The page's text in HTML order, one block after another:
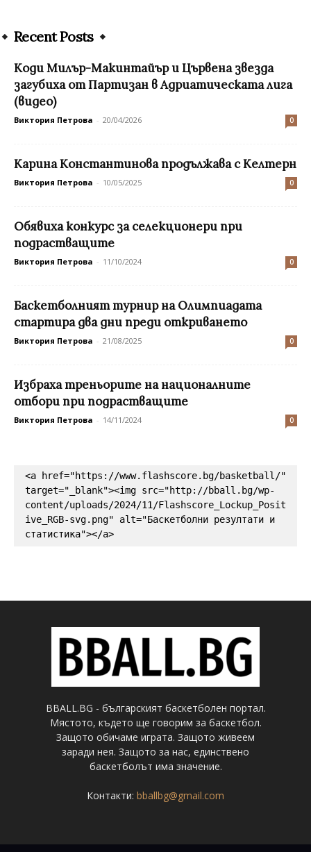
Recent Posts
Коди Милър-Макинтайър и Цървена звезда
загубиха от Партизан в Адриатическата лига
(видео)
Виктория Петрова - 20/04/2026 0
Карина Константинова продължава с Келтерн
Виктория Петрова - 10/05/2025 0
Обявиха конкурс за селекционери при
подрастващите
Виктория Петрова - 11/10/2024 0
Баскетболният турнир на Олимпиадата
стартира два дни преди откриването
Виктория Петрова - 21/08/2025 0
Избраха треньорите на националните
отбори при подрастващите
Виктория Петрова - 14/11/2024 0
<a href="https://www.flashscore.bg/basketball/"
target="_blank"><img src="http://bball.bg/wp-
content/uploads/2024/11/Flashscore_Lockup_Posit
ive_RGB-svg.png" alt="Баскетболни резултати и
статистика"></a>
BBALL.BG - българският баскетболен портал.
Мястото, където ще говорим за баскетбол.
Защото обичаме играта. Защото живеем
заради нея. Защото за нас, единствено
баскетболът има значение.
Контакти: bballbg@gmail.com